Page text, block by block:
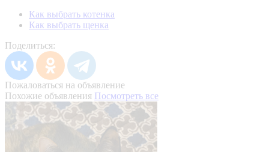
Как выбрать котенка
Как выбрать щенка
Поделиться:
Пожаловаться на объявление
Похожие объявления Посмотреть все